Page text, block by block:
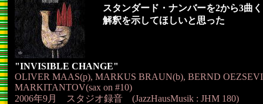
スタンダード・ナンバーを2から3曲
解釈を示してほしいと思った
"INVISIBLE CHANGE"
OLIVER MAAS(p), MARKUS BRAUN(b), BERND
MARKITANTOV(sax on #10)
2006年9月 スタジオ録音 (JazzHausMusik : JHM 180)